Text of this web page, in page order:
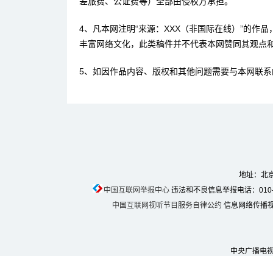
4、凡本网注明“来源：XXX（非国际在线）”的作
丰富网络文化，此类稿件并不代表本网赞同其观点
5、如因作品内容、版权和其他问题需要与本网联
地址：北
中国互联网举报中心违法和不良信息举报电话：
中国互联网视听节目服务自律公约 信息网络传播
中央广播电